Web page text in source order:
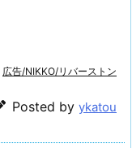
広告/NIKKO/リバーストン
Posted by ykatou